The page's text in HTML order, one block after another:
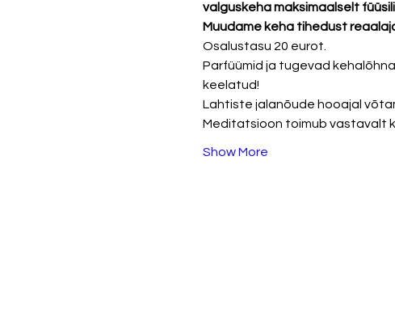
valguskeha maksimaalselt
Muudame keha tihedust
Osalustasu 20 eurot.
Parfüümid ja tugevad
keelatud!
Lahtiste jalanõude hooajal
Meditatsioon toimub vastavalt
Show More